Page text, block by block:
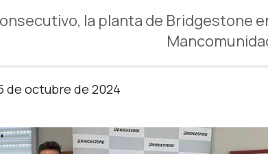
la planta de Bridgestone
de octubre de 2024